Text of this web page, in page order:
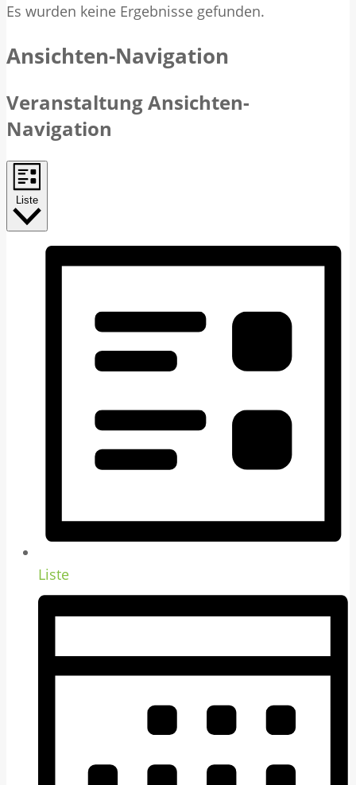
Es wurden keine Ergebnisse gefunden.
Ansichten-Navigation
Veranstaltung Ansichten-
Navigation
Liste
Liste